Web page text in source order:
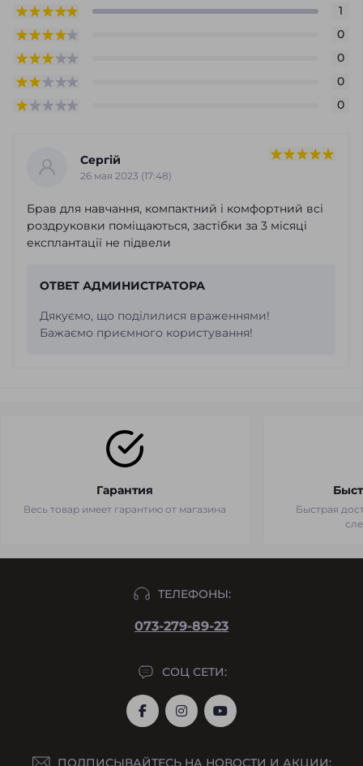
1
0
0
0
0
Сергій
26 мая 2023 (17:48)
Брав для навчання, компактний і комфортний всі
роздруковки поміщаються, застібки за 3 місяці
експлантації не підвели
ОТВЕТ АДМИНИСТРАТОРА
Дякуємо, що поділилися враженнями!
Бажаємо приємного користування!
Гарантия
Весь товар имеет гарантию от магазина
Быстрая
ТЕЛЕФОНЫ:
073-279-89-23
СОЦ СЕТИ:
ПОДПИСЫВАЙТЕСЬ НА НОВОСТИ И АКЦИИ: